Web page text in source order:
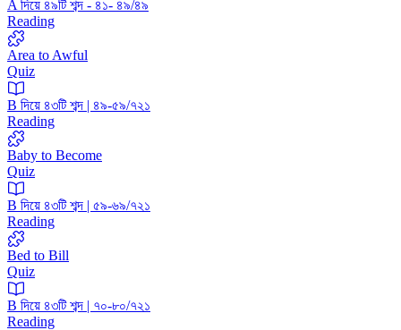
A দিয়ে ৪৯টি শব্দ - ৪১- ৪৯/৪৯
Reading
Area to Awful
Quiz
B দিয়ে ৪৩টি শব্দ | ৪৯-৫৯/৭২১
Reading
Baby to Become
Quiz
B দিয়ে ৪৩টি শব্দ | ৫৯-৬৯/৭২১
Reading
Bed to Bill
Quiz
B দিয়ে ৪৩টি শব্দ | ৭০-৮০/৭২১
Reading